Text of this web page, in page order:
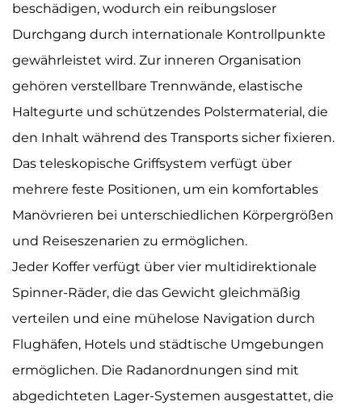
beschädigen, wodurch ein reibungsloser
Durchgang durch internationale Kontrollpunkte
gewährleistet wird. Zur inneren Organisation
gehören verstellbare Trennwände, elastische
Haltegurte und schützendes Polstermaterial, die
den Inhalt während des Transports sicher fixieren.
Das teleskopische Griffsystem verfügt über
mehrere feste Positionen, um ein komfortables
Manövrieren bei unterschiedlichen Körpergrößen
und Reiseszenarien zu ermöglichen.
Jeder Koffer verfügt über vier multidirektionale
Spinner-Räder, die das Gewicht gleichmäßig
verteilen und eine mühelose Navigation durch
Flughäfen, Hotels und städtische Umgebungen
ermöglichen. Die Radanordnungen sind mit
abgedichteten Lager-Systemen ausgestattet, die